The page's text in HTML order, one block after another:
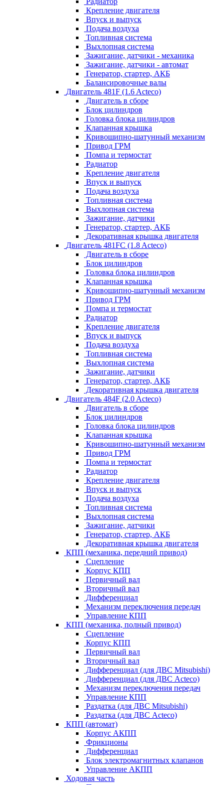
Крепление двигателя
Впуск и выпуск
Подача воздуха
Топливная система
Выхлопная система
Зажигание, датчики - механика
Зажигание, датчики - автомат
Генератор, стартер, АКБ
Балансировочные валы
Двигатель 481F (1.6 Acteco)
Двигатель в сборе
Блок цилиндров
Головка блока цилиндров
Клапанная крышка
Кривошипно-шатунный механизм
Привод ГРМ
Помпа и термостат
Радиатор
Крепление двигателя
Впуск и выпуск
Подача воздуха
Топливная система
Выхлопная система
Зажигание, датчики
Генератор, стартер, АКБ
Декоративная крышка двигателя
Двигатель 481FC (1.8 Acteco)
Двигатель в сборе
Блок цилиндров
Головка блока цилиндров
Клапанная крышка
Кривошипно-шатунный механизм
Привод ГРМ
Помпа и термостат
Радиатор
Крепление двигателя
Впуск и выпуск
Подача воздуха
Топливная система
Выхлопная система
Зажигание, датчики
Генератор, стартер, АКБ
Декоративная крышка двигателя
Двигатель 484F (2.0 Acteco)
Двигатель в сборе
Блок цилиндров
Головка блока цилиндров
Клапанная крышка
Кривошипно-шатунный механизм
Привод ГРМ
Помпа и термостат
Радиатор
Крепление двигателя
Впуск и выпуск
Подача воздуха
Топливная система
Выхлопная система
Зажигание, датчики
Генератор, стартер, АКБ
Декоративная крышка двигателя
КПП (механика, передний привод)
Сцепление
Корпус КПП
Первичный вал
Вторичный вал
Дифференциал
Механизм переключения передач
Управление КПП
КПП (механика, полный привод)
Сцепление
Корпус КПП
Первичный вал
Вторичный вал
Дифференциал (для ДВС Mitsubishi)
Дифференциал (для ДВС Acteco)
Механизм переключения передач
Управление КПП
Раздатка (для ДВС Mitsubishi)
Раздатка (для ДВС Acteco)
КПП (автомат)
Корпус АКПП
Фрикционы
Дифференциал
Блок электромагнитных клапанов
Управление АКПП
Ходовая часть